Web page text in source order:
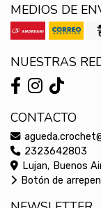
MEDIOS DE
NUESTRAS
CONTACTO
2323642803
Lujan, Buenos
Botón de